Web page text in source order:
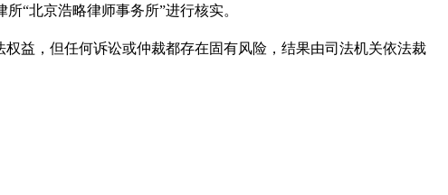
“北京浩略律师事务所”进行核实。
益，但任何诉讼或仲裁都存在固有风险，结果由司法机关依法裁